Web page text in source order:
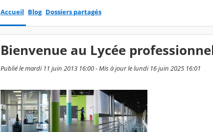
Accueil Blog Dossiers partagés
Bienvenue au Lycée
Publié le mardi 11 juin 2013 16:00 - Mis à jour le lundi 16 juin 2025 16:01